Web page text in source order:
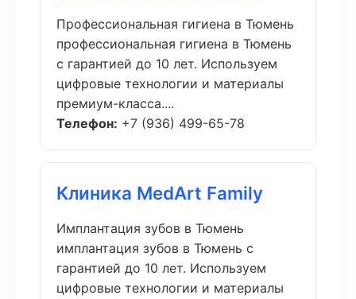
Профессиональная гигиена в Тюмень
профессиональная гигиена в Тюмень
с гарантией до 10 лет. Используем
цифровые технологии и материалы
премиум-класса....
Телефон: +7 (936) 499-65-78
Клиника MedArt Family
Имплантация зубов в Тюмень
имплантация зубов в Тюмень с
гарантией до 10 лет. Используем
цифровые технологии и материалы